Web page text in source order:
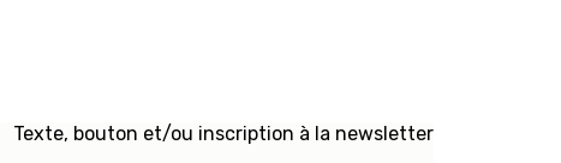
Texte, bouton et/ou inscription à la newsletter